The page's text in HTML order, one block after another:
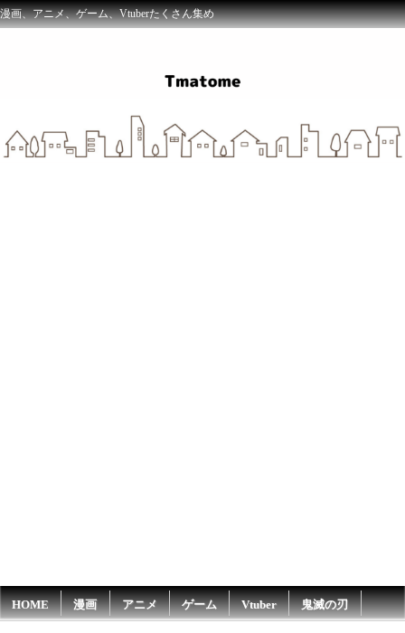
漫画、アニメ、ゲーム、Vtuberたくさん集め
HOME 漫画 アニメ ゲーム Vtuber 鬼滅の刃